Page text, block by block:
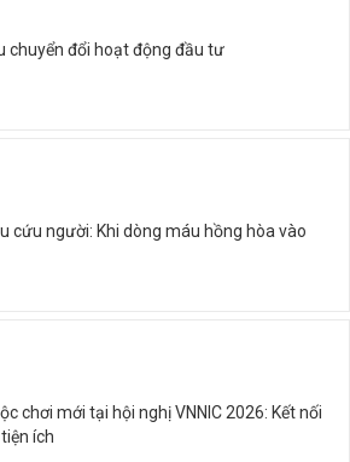
chuyển đổi hoạt động đầu tư
cứu người: Khi dòng máu hồng hòa vào
chơi mới tại hội nghị VNNIC 2026: Kết nối
ích